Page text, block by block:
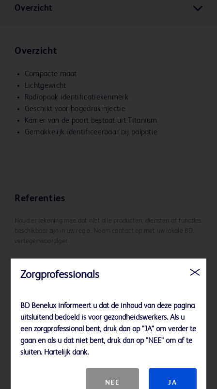
Overzicht
Overzicht
Compacte maat
Lichtgewicht
Radiopaak identificatiekenmerk
Geschikt voor hogedrukinjectie
Kamer van de poort bestaat uit Titanium
Gemakkelijk identificeerbaar bij palpatie
Referenties
Houd er rekening mee dat niet alle producten, diensten of functies
beschikbaar zijn in uw regio. Neem contact op met uw lokale BD
vertegenwoordiger.
Raadpleeg de gebruiksinstructies voor indicaties voor gebruik van
het product, contra-indicaties, waarschuwingen,
gedetailleerde veiligheidsinformatie.
Zorgprofessionals
BD Benelux informeert u dat de inhoud van deze pagina
uitsluitend bedoeld is voor gezondheidswerkers. Als u
een zorgprofessional bent, druk dan op "JA" om verder te
gaan en als u dat niet bent, druk dan op "NEE" om af te
sluiten. Hartelijk dank.
NEE JA